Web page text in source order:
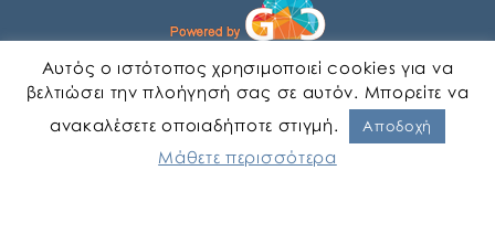
Αυτός ο ιστότοπος χρησιμοποιεί cookies για να
βελτιώσει την πλοήγησή σας σε αυτόν. Μπορείτε να
ανακαλέσετε οποιαδήποτε στιγμή.
Αποδοχή
Μάθετε περισσότερα
Αγγλικα Ελληνικα